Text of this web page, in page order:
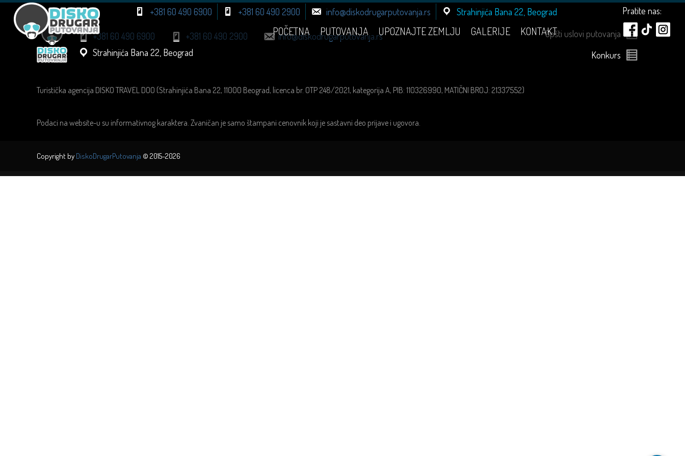
Pratite nas:
+381 60 490 6900 +381 60 490 2900 info@diskodrugarputovanja.rs Strahinjića Bana 22, Beograd
POČETNA PUTOVANJA UPOZNAJTE ZEMLJU GALERIJE KONTAKT
+381 60 490 6900 +381 60 490 2900
info@diskodrugarputovanja.rs
Strahinjića Bana 22, Beograd
Opšti uslovi putovanja
Konkurs
Turistička agencija DISKO TRAVEL DOO (Strahinjića Bana 22, 11000 Beograd, licenca br. OTP 248/2021, kategorija A, PIB: 110326990, MATIČNI BROJ: 21337552)
Podaci na website-u su informativnog karaktera. Zvaničan je samo štampani cenovnik koji je sastavni deo prijave i ugovora.
Copyright by DiskoDrugarPutovanja © 2015-2026